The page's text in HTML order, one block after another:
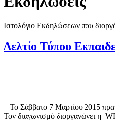
Ιστολόγιο Εκδηλώσεων που
Δελτίο Τύπου
Το Σάββατο 7 Μαρτίου 2015
Τον διαγωνισμό διοργανώνει η